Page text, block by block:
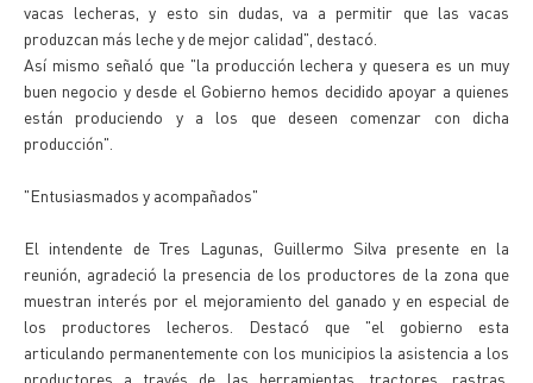
vacas lecheras, y esto sin dudas, va a permitir que las vacas
produzcan más leche y de mejor calidad", destacó.
Así mismo señaló que "la producción lechera y quesera es un muy
buen negocio y desde el Gobierno hemos decidido apoyar a quienes
están produciendo y a los que deseen comenzar con dicha
producción".
"Entusiasmados y acompañados"
El intendente de Tres Lagunas, Guillermo Silva presente en la
reunión, agradeció la presencia de los productores de la zona que
muestran interés por el mejoramiento del ganado y en especial de
los productores lecheros. Destacó que "el gobierno esta
articulando permanentemente con los municipios la asistencia a los
productores a través de las herramientas, tractores, rastras,